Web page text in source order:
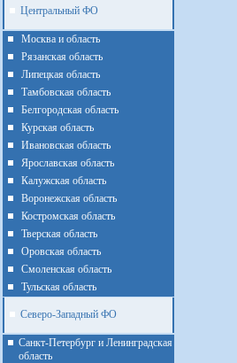
Центральный ФО
Москва и область
Рязанская область
Липецкая область
Тамбовская область
Белгородская область
Курская область
Ивановская область
Ярославская область
Калужская область
Воронежская область
Костромская область
Тверская область
Оровская область
Смоленская область
Тульская область
Северо-Западный ФО
Санкт-Петербург и Ленинградская
область